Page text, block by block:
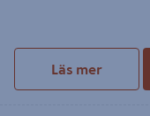
Läs mer